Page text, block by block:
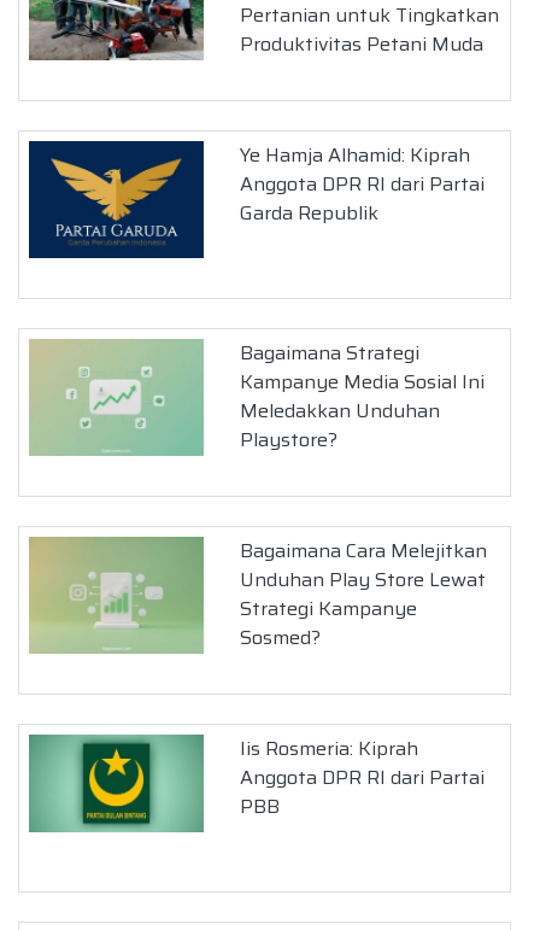
Pertanian untuk Tingkatkan
Produktivitas Petani Muda
Ye Hamja Alhamid: Kiprah
Anggota DPR RI dari Partai
Garda Republik
Bagaimana Strategi
Kampanye Media Sosial Ini
Meledakkan Unduhan
Playstore?
Bagaimana Cara Melejitkan
Unduhan Play Store Lewat
Strategi Kampanye
Sosmed?
Iis Rosmeria: Kiprah
Anggota DPR RI dari Partai
PBB